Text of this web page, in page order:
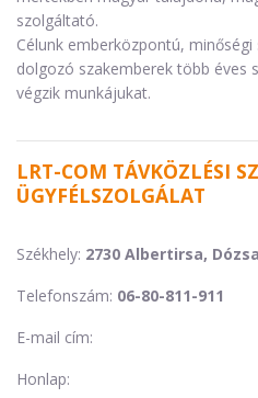
szolgáltató.
Célunk emberközpontú,
dolgozó szakemberek több éves
végzik munkájukat.
LRT-COM TÁVKÖZLÉSI
ÜGYFÉLSZOLGÁLAT
Székhely: 2730 Albertirsa,
Telefonszám: 06-80-811-911
E-mail cím:
Honlap: